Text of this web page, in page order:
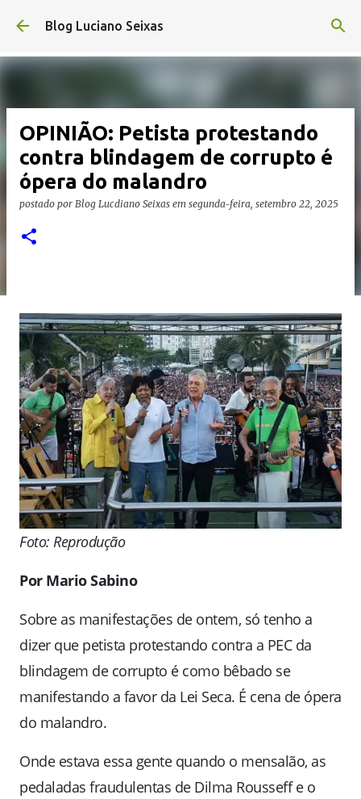
Pular para o conteúdo principal
Blog Luciano Seixas
OPINIÃO: Petista protestando
contra blindagem de corrupto é
ópera do malandro
postado por Blog Lucdiano Seixas em segunda-feira, setembro 22, 2025
Foto: Reprodução
Por Mario Sabino
Sobre as manifestações de ontem, só tenho a
dizer que petista protestando contra a PEC da
blindagem de corrupto é como bêbado se
manifestando a favor da Lei Seca. É cena de ópera
do malandro.
Onde estava essa gente quando o mensalão, as
pedaladas fraudulentas de Dilma Rousseff e o